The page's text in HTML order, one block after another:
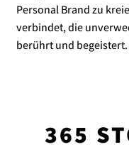
Personal Brand zu
verbindet, die
berührt und begeistert.
365